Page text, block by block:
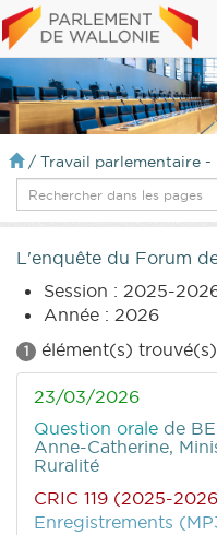
/ Travail parlementaire
L'enquête du Forum
Session : 2025-
Année : 2026
1 élément(s)
23/03/2026
Question orale de
Anne-Catherine,
Ruralité
CRIC 119 (2025-
Enregistrements